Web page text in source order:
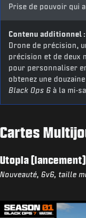
Prise de pouvoir qui
Contenu additionnel :
Drone de précision,
précision et de deux
pour personnaliser
obtenez une
Black Ops 6 à la mi-
Cartes
Utopia (lancement)
Nouveauté, 6v6, taille